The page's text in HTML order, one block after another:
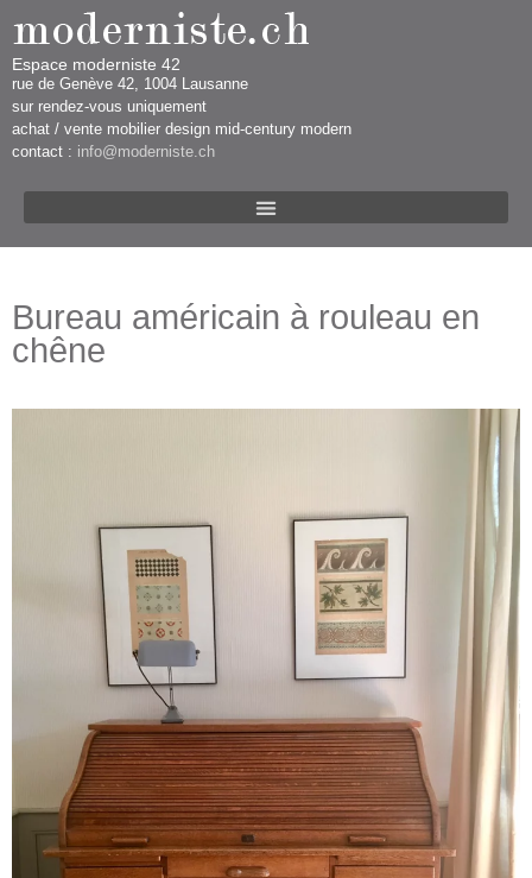
Espace moderniste 42
rue d​​​​e Genève 42, 1004 Lausanne​​
sur rendez-vous uniquement ​​​
​achat / vente mobilier design mid-century modern
contact : info@moderniste.ch
Bureau américain à rouleau en
chêne